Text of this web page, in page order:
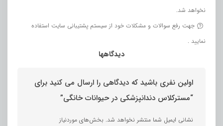
نخواهد شد.
جهت رفع سوالات و مشکلات خود از سیستم پشتیبانی سایت استفاده
نمایید .
دیدگاهها
اولین نفری باشید که دیدگاهی را ارسال می کنید برای
“مسترکلاس دندانپزشکی در حیوانات خانگی”
نشانی ایمیل شما منتشر نخواهد شد. بخش‌های موردنیاز